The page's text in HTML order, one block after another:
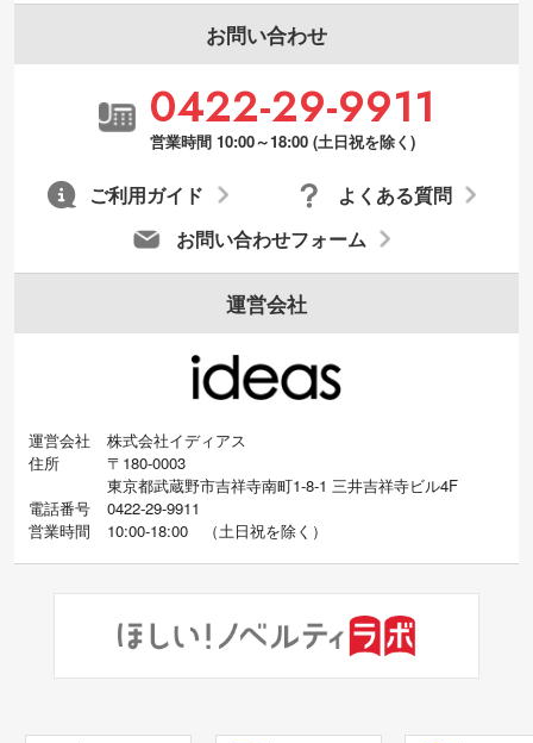
お問い合わせ
0422-29-9911
営業時間 10:00～18:00 (土日祝を除く)
お問い合わせフォーム
よくある質問
ご利用ガイド
運営会社
運営会社
株式会社イディアス
住所
〒180-0003
東京都武蔵野市吉祥寺南町1-8-1 三井吉祥寺ビル4F
電話番号
0422-29-9911
営業時間
10:00-18:00 （土日祝を除く）